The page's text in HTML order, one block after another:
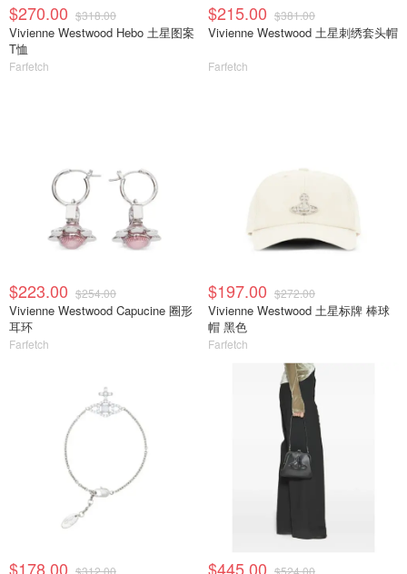
$270.00 $318.00
Vivienne Westwood Hebo 土星图案
T恤
Farfetch
$215.00 $381.00
Vivienne Westwood 土星刺绣套头帽
Farfetch
$223.00 $254.00
Vivienne Westwood Capucine 圈形
耳环
Farfetch
$197.00 $272.00
Vivienne Westwood 土星标牌 棒球
帽 黑色
Farfetch
$178.00 $312.00 $445.00 $524.00